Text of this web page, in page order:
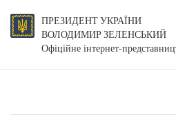
ПРЕЗИДЕНТ УКРАЇНИ
ВОЛОДИМИР ЗЕЛЕНСЬКИЙ
Офіційне інтернет-